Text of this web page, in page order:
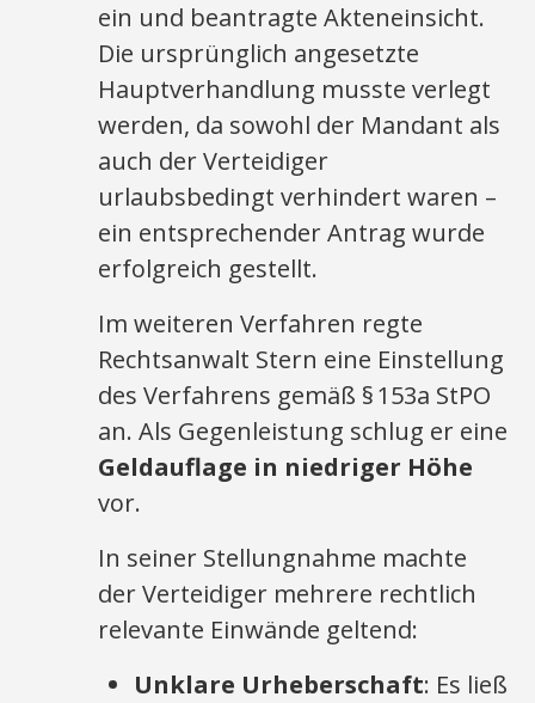
ein und beantragte Akteneinsicht.
Die ursprünglich angesetzte
Hauptverhandlung musste verlegt
werden, da sowohl der Mandant als
auch der Verteidiger
urlaubsbedingt verhindert waren –
ein entsprechender Antrag wurde
erfolgreich gestellt.
Im weiteren Verfahren regte
Rechtsanwalt Stern eine Einstellung
des Verfahrens gemäß § 153a StPO
an. Als Gegenleistung schlug er eine
Geldauflage in niedriger Höhe
vor.
In seiner Stellungnahme machte
der Verteidiger mehrere rechtlich
relevante Einwände geltend:
Unklare Urheberschaft: Es ließ